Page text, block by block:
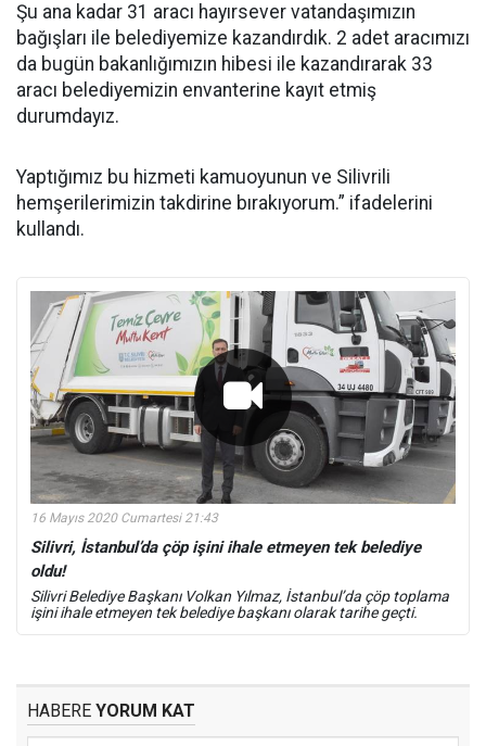
Şu ana kadar 31 aracı hayırsever vatandaşımızın
bağışları ile belediyemize kazandırdık. 2 adet aracımızı
da bugün bakanlığımızın hibesi ile kazandırarak 33
aracı belediyemizin envanterine kayıt etmiş
durumdayız.
Yaptığımız bu hizmeti kamuoyunun ve Silivrili
hemşerilerimizin takdirine bırakıyorum.” ifadelerini
kullandı.
16 Mayıs 2020 Cumartesi 21:43
Silivri, İstanbul’da çöp işini ihale etmeyen tek belediye
oldu!
Silivri Belediye Başkanı Volkan Yılmaz, İstanbul’da çöp toplama
işini ihale etmeyen tek belediye başkanı olarak tarihe geçti.
HABERE YORUM KAT